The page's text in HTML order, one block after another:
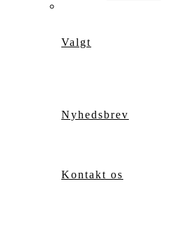
Valgt
Nyhedsbrev
Kontakt os